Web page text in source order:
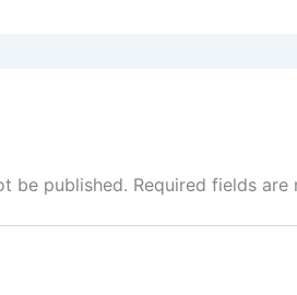
be published. Required fields are